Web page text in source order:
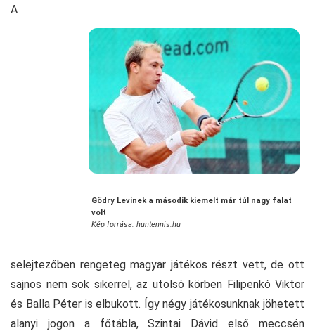
Gödry Levinek a második kiemelt már túl nagy falat
volt
Kép forrása: huntennis.hu
A
selejtezőben rengeteg magyar játékos részt vett, de ott
sajnos nem sok sikerrel, az utolsó körben Filipenkó Viktor
és Balla Péter is elbukott. Így négy játékosunknak jöhetett
alanyi jogon a főtábla, Szintai Dávid első meccsén